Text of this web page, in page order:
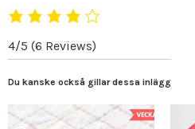
4/5 (6 Reviews)
Du kanske också gillar dessa inlägg